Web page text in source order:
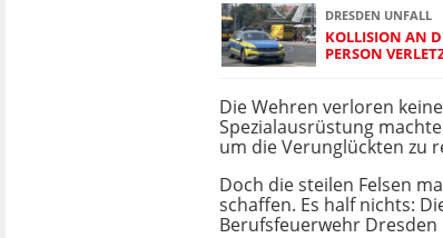
DRESDEN UNFALL
KOLLISION AN
PERSON
Die Wehren verloren
Spezialausrüstung
um die Verunglückten zu
Doch die steilen Felsen
schaffen. Es half nichts:
Berufsfeuerwehr